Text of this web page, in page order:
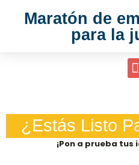
Maratón de
para la
¿Estás Listo
¡Pon a prueba tus